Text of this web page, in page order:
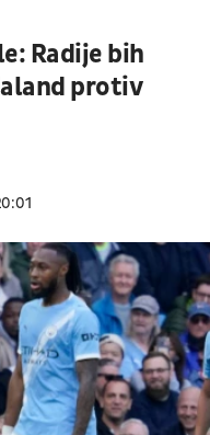
Radije bih
protiv